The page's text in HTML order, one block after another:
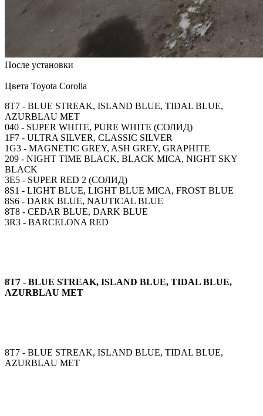
После установки
Цвета Toyota Corolla
8T7 - BLUE STREAK, ISLAND BLUE, TIDAL BLUE,
AZURBLAU MET
040 - SUPER WHITE, PURE WHITE (СОЛИД)
1F7 - ULTRA SILVER, CLASSIC SILVER
1G3 - MAGNETIC GREY, ASH GREY, GRAPHITE
209 - NIGHT TIME BLACK, BLACK MICA, NIGHT SKY
BLACK
3E5 - SUPER RED 2 (СОЛИД)
8S1 - LIGHT BLUE, LIGHT BLUE MICA, FROST BLUE
8S6 - DARK BLUE, NAUTICAL BLUE
8T8 - CEDAR BLUE, DARK BLUE
3R3 - BARCELONA RED
8T7 - BLUE STREAK, ISLAND BLUE, TIDAL BLUE,
AZURBLAU MET
8T7 - BLUE STREAK, ISLAND BLUE, TIDAL BLUE,
AZURBLAU MET